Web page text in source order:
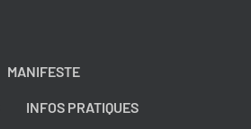
MANIFESTE
INFOS PRATIQUES